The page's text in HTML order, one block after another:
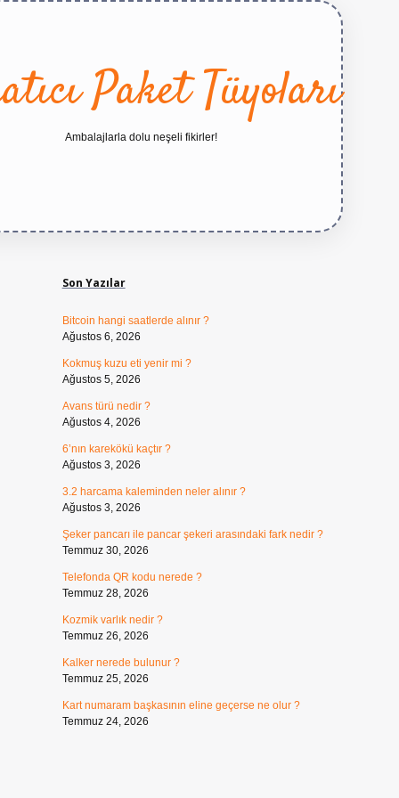
Paket Tüyoları
Ambalajlarla dolu neşeli fikirler!
Son Yazılar
Bitcoin hangi saatlerde alınır ?
Ağustos 6, 2026
Kokmuş kuzu eti yenir mi ?
Ağustos 5, 2026
Avans türü nedir ?
Ağustos 4, 2026
6’nın karekökü kaçtır ?
Ağustos 3, 2026
3.2 harcama kaleminden neler alınır ?
Ağustos 3, 2026
Şeker pancarı ile pancar şekeri arasındaki fark nedir ?
Temmuz 30, 2026
Telefonda QR kodu nerede ?
Temmuz 28, 2026
Kozmik varlık nedir ?
Temmuz 26, 2026
Kalker nerede bulunur ?
Temmuz 25, 2026
Kart numaram başkasının eline geçerse ne olur ?
Temmuz 24, 2026